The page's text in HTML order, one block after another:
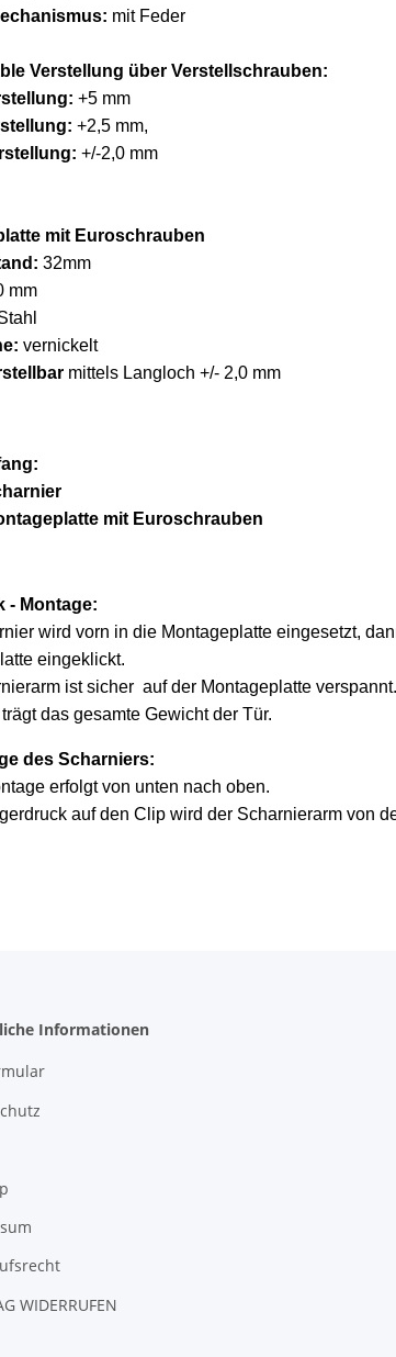
mit Feder
Verstellung über Verstellschrauben:
+5 mm
+2,5 mm,
+/-2,0 mm
mit Euroschrauben
32mm
mm
vernickelt
mittels Langloch +/- 2,0 mm
mit Euroschrauben
- Montage:
wird vorn in die Montageplatte eingesetzt,
eingeklickt.
ist sicher auf der Montageplatte
das gesamte Gewicht der Tür.
des Scharniers:
erfolgt von unten nach oben.
auf den Clip wird der Scharnierarm von
Informationen
WIDERRUFEN